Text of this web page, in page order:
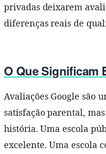
privadas deixarem
diferenças reais de
O Que Significam
Avaliações Google são
satisfação parental,
história. Uma escola
excelente. Uma escola